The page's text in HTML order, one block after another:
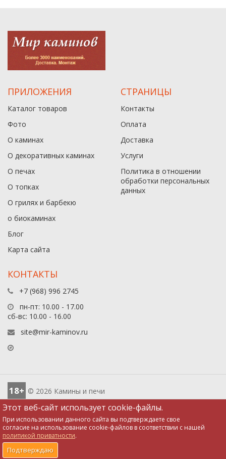
ПРИЛОЖЕНИЯ
Каталог товаров
Фото
О каминах
О декоративных каминах
О печах
О топках
О грилях и барбекю
о биокаминах
Блог
Карта сайта
СТРАНИЦЫ
Контакты
Оплата
Доставка
Услуги
Политика в отношении
обработки персональных
данныx
КОНТАКТЫ
+7 (968) 996 2745
пн-пт: 10.00 - 17.00
сб-вс: 10.00 - 16.00
site@mir-kaminov.ru
Этот веб-сайт использует cookie-файлы.
При использовании данного сайта вы подтверждаете свое
согласие на использование cookie-файлов в соответствии с нашей
политикой приватности.
Подтверждаю
18+ © 2026 Камины и печи